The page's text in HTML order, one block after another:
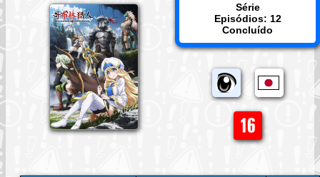
Série
Episódios: 12
Concluído